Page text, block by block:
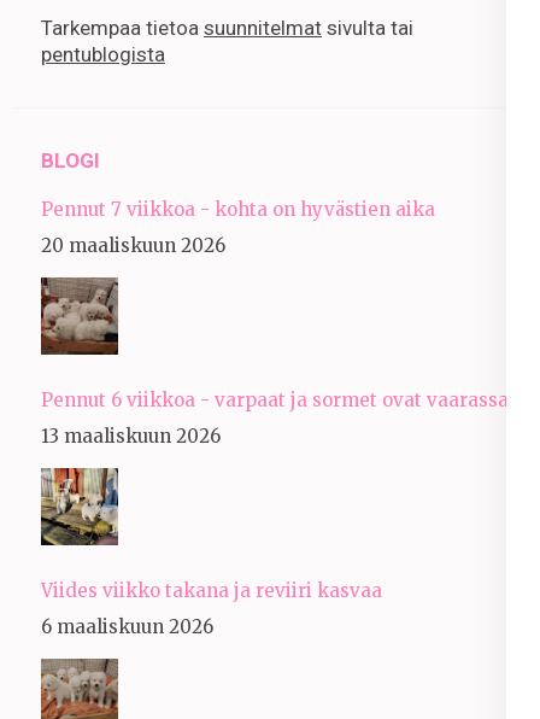
Tarkempaa tietoa suunnitelmat sivulta tai
pentublogista
BLOGI
Pennut 7 viikkoa - kohta on hyvästien aika
20 maaliskuun 2026
Pennut 6 viikkoa - varpaat ja sormet ovat vaarassa
13 maaliskuun 2026
Viides viikko takana ja reviiri kasvaa
6 maaliskuun 2026